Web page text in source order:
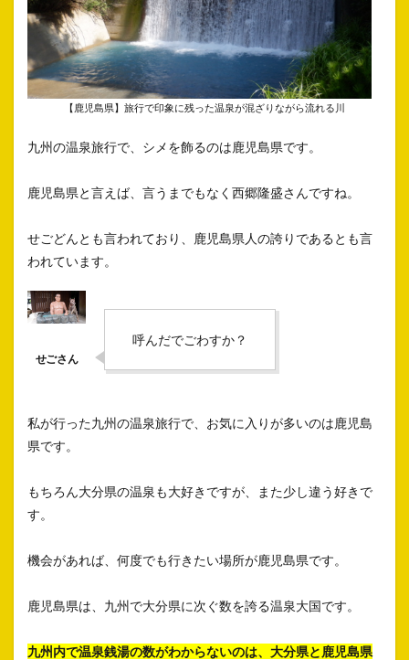
【鹿児島県】旅行で印象に残った温泉が混ざりながら流れる川
九州の温泉旅行で、シメを飾るのは鹿児島県です。
鹿児島県と言えば、言うまでもなく西郷隆盛さんですね。
せごどんとも言われており、鹿児島県人の誇りであるとも言
われています。
呼んだでごわすか？
私が行った九州の温泉旅行で、お気に入りが多いのは鹿児島
県です。
もちろん大分県の温泉も大好きですが、また少し違う好きで
す。
機会があれば、何度でも行きたい場所が鹿児島県です。
鹿児島県は、九州で大分県に次ぐ数を誇る温泉大国です。
九州内で温泉銭湯の数がわからないのは、大分県と鹿児島県